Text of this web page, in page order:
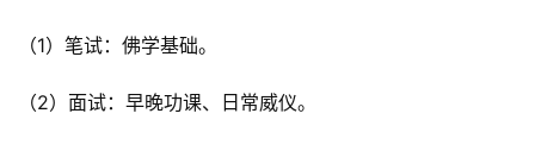
（1）笔试：佛学基础。
（2）面试：早晚功课、日常威仪。